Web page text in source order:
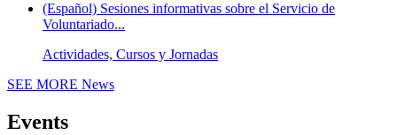
(Español) Sesiones informativas sobre el Servicio de
Voluntariado...
Actividades, Cursos y Jornadas
SEE MORE News
Events